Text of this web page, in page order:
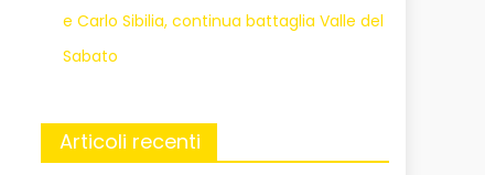
e Carlo Sibilia, continua battaglia Valle del
Sabato
Articoli recenti